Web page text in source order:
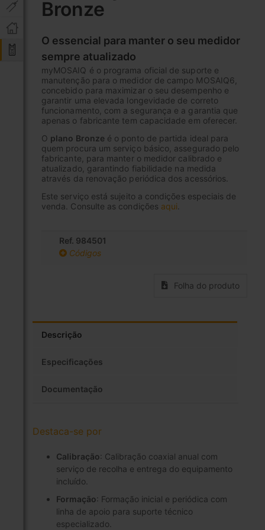
Bronze
O essencial para manter o seu medidor
sempre atualizado
myMOSAIQ é o programa oficial de suporte e
manutenção para o medidor de campo MOSAIQ6,
concebido para maximizar o seu desempenho e
garantir uma elevada longevidade de correto
funcionamento, com a segurança e a garantia que
apenas o fabricante tem capacidade em oferecer.
O plano Bronze é o ponto de partida ideal para
quem procura um serviço básico, assegurado pelo
fabricante, para manter o medidor calibrado e
atualizado, garantindo fiabilidade na medida
através da renovação periódica dos acessórios.
Este serviço está sujeito a condições especiais de
venda. Consulte as condições aqui
Ref. 984501
Códigos
Folha do produto
início
da
de
imagens
Descrição
Especificações
Documentação
Destaca-se por
Calibração: Calibração coaxial anual com
serviço de recolha e entrega do equipamento
incluído.
Formação: Formação inicial e periódica com
linha de apoio para suporte técnico
especializado.